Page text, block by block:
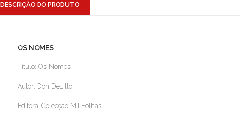
DESCRIÇÃO DO PRODUTO
OS NOMES
Título: Os Nomes
Autor: Don DeLillo
Editora: Colecção Mil Folhas